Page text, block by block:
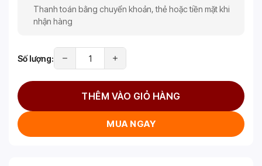
Thanh toán bằng chuyển khoản, thẻ hoặc tiền mặt khi
nhận hàng
Số lượng:
THÊM VÀO GIỎ HÀNG
MUA NGAY